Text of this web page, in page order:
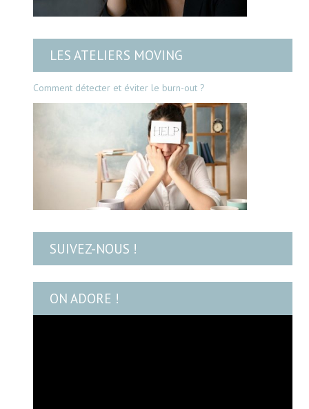
LES ATELIERS MOVING
Comment détecter et éviter le burn-out ?
SUIVEZ-NOUS !
ON ADORE !